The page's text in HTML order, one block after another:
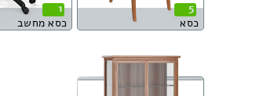
5
כסא
1
כסא מחשב